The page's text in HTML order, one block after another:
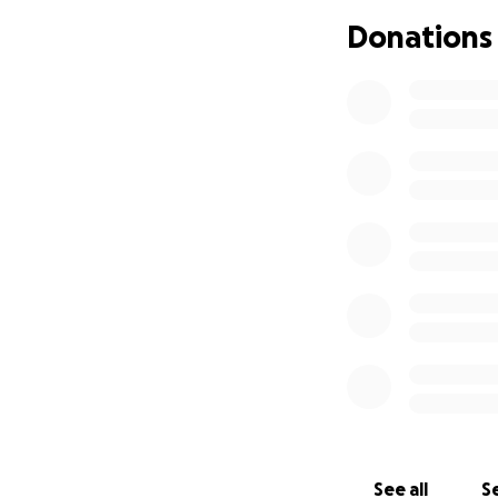
qualité de vie et
Donations
See all